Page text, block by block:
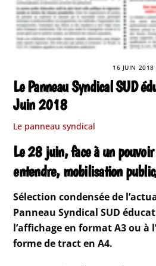
16 JUIN 2018
Le Panneau Syndical SUD
Juin 2018
Le panneau syndical
Le 28 juin, face à un
entendre, mobilisation
Sélection condensée de
Panneau Syndical SUD
l’affichage en format A3 ou à
forme de tract en A4.